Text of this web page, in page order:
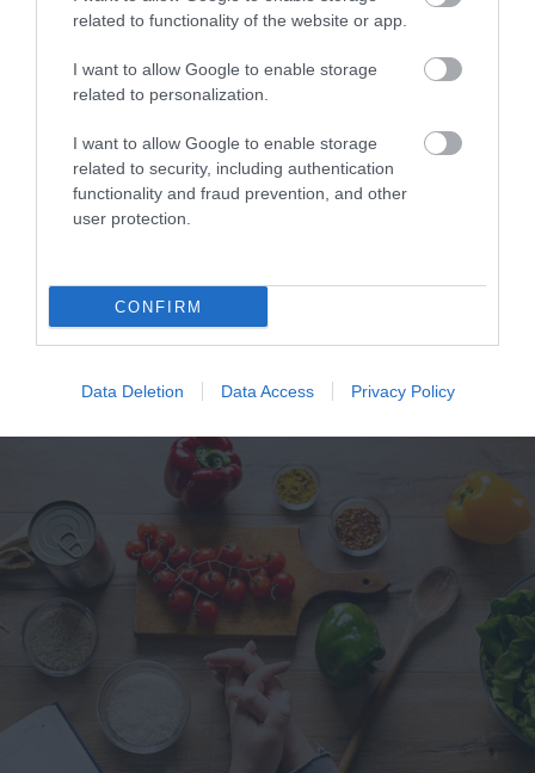
related to functionality of the website or app.
I want to allow Google to enable storage
related to personalization.
I want to allow Google to enable storage
related to security, including authentication
functionality and fraud prevention, and other
user protection.
CONFIRM
Data Deletion Data Access Privacy Policy
08.08.2026 21:06
ποτέ; – Η επιστήμη δίνει την
απάντηση